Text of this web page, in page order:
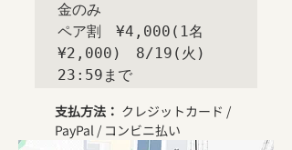
金のみ
ペア割　¥4,000(1名
¥2,000)　8/19(火)
23:59まで
支払方法： クレジットカード /
PayPal / コンビニ払い